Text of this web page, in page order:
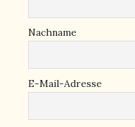
Nachname
E-Mail-Adresse